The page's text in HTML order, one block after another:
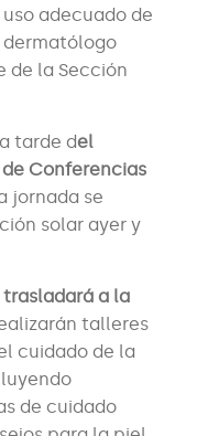
adecuado de
de la Sección
tarde del
Conferencias
jornada se
solar ayer y
trasladará a la
talleres
cuidado de la
de cuidado